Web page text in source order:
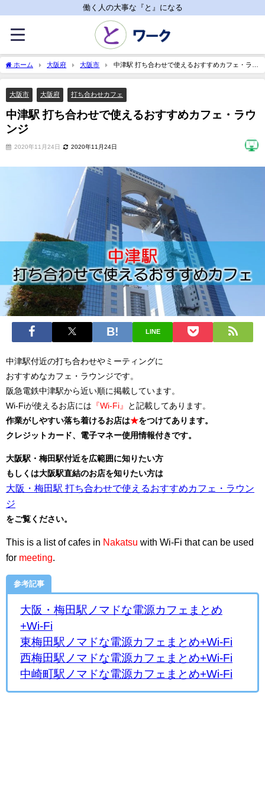
働く人の大事な『と』になる
ホーム 大阪府 大阪市
中津駅 打ち合わせで使えるおすすめカフェ・ラウ
ンジ
大阪市 大阪府 打ち合わせカフェ
中津駅 打ち合わせで使えるおすすめカフェ・ラウ
ンジ
2020年11月24日 2020年11月24日
LINE
中津駅付近の打ち合わせやミーティングに
おすすめなカフェ・ラウンジです。
阪急電鉄中津駅から近い順に掲載しています。
Wi-Fiが使えるお店には 『Wi-Fi』
と記載してあります。
作業がしやすい落ち着けるお店は★をつけてあります。
クレジットカード、電子マネー使用情報付きです。
大阪駅・梅田駅付近を広範囲に知りたい方
もしくは大阪駅直結のお店を知りたい方は
大阪・梅田駅 打ち合わせで使えるおすすめカフェ・ラウン
ジ
をご覧ください。
This is a list of cafes in Nakatsu with Wi-Fi that can be used
for meeting
参考記事
大阪・梅田駅ノマドな電源カフェまとめ
+Wi-Fi
東梅田駅ノマドな電源カフェまとめ+Wi-Fi
西梅田駅ノマドな電源カフェまとめ+Wi-Fi
中崎町駅ノマドな電源カフェまとめ+Wi-Fi